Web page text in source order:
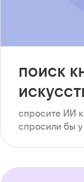
поиск
спросите ИИ
спросили бы у